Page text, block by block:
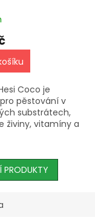
Coco je
pěstování v
substrátech,
živiny, vitamíny a
a pH hodnoty
PRODUKTY